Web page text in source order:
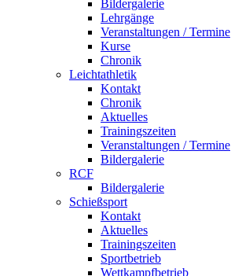
Bildergalerie
Lehrgänge
Veranstaltungen / Termine
Kurse
Chronik
Leichtathletik
Kontakt
Chronik
Aktuelles
Trainingszeiten
Veranstaltungen / Termine
Bildergalerie
RCF
Bildergalerie
Schießsport
Kontakt
Aktuelles
Trainingszeiten
Sportbetrieb
Wettkampfbetrieb